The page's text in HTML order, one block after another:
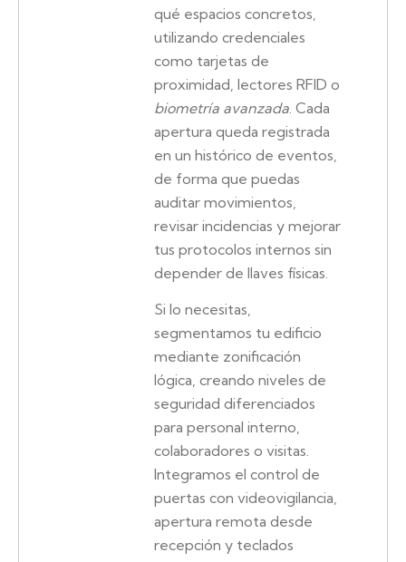
qué espacios concretos,
utilizando credenciales
como tarjetas de
proximidad, lectores RFID o
biometría avanzada . Cada
apertura queda registrada
en un histórico de eventos,
de forma que puedas
auditar movimientos,
revisar incidencias y mejorar
tus protocolos internos sin
depender de llaves físicas.
Si lo necesitas,
segmentamos tu edificio
mediante zonificación
lógica, creando niveles de
seguridad diferenciados
para personal interno,
colaboradores o visitas.
Integramos el control de
puertas con videovigilancia,
apertura remota desde
recepción y teclados